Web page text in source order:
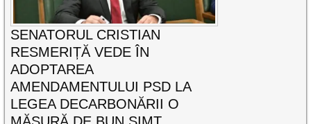
SENATORUL CRISTIAN
RESMERIȚĂ VEDE ÎN
ADOPTAREA
AMENDAMENTULUI PSD LA
LEGEA DECARBONĂRII O